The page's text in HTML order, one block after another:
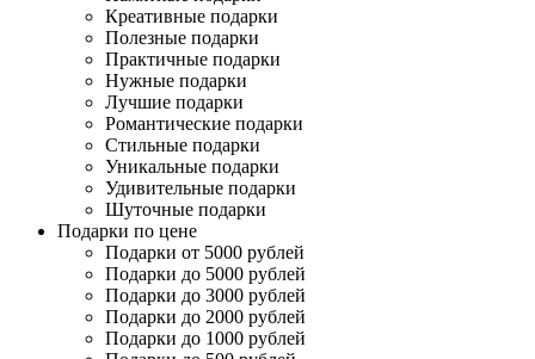
Креативные подарки
Полезные подарки
Практичные подарки
Нужные подарки
Лучшие подарки
Романтические подарки
Стильные подарки
Уникальные подарки
Удивительные подарки
Шуточные подарки
Подарки по цене
Подарки от 5000 рублей
Подарки до 5000 рублей
Подарки до 3000 рублей
Подарки до 2000 рублей
Подарки до 1000 рублей